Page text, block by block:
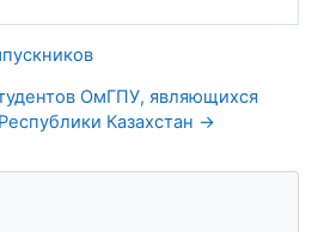
ОмГПУ, являющихся
Казахстан →